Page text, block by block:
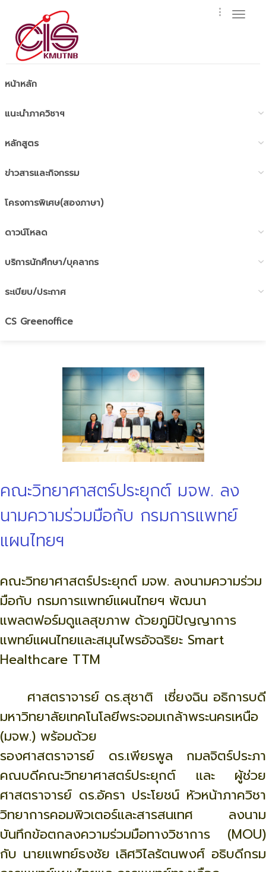
หน้าหลัก
แนะนำภาควิชาฯ
หลักสูตร
ข่าวสารและกิจกรรม
โครงการพิเศษ(สองภาษา)
ดาวน์โหลด
บริการนักศึกษา/บุคลากร
ระเบียบ/ประกาศ
CS Greenoffice
คณะวิทยาศาสตร์ประยุกต์ มจพ. ลง
นามความร่วมมือกับ กรมการแพทย์
แผนไทยฯ
คณะวิทยาศาสตร์ประยุกต์ มจพ. ลงนามความร่วม
มือกับ กรมการแพทย์แผนไทยฯ พัฒนา
แพลตฟอร์มดูแลสุขภาพ ด้วยภูมิปัญญาการ
แพทย์แผนไทยและสมุนไพรอัจฉริยะ Smart
Healthcare TTM
ศาสตราจารย์ ดร.สุชาติ เซี่ยงฉิน อธิการบดี
มหาวิทยาลัยเทคโนโลยีพระจอมเกล้าพระนครเหนือ
(มจพ.) พร้อมด้วย
รองศาสตราจารย์ ดร.เพียรพูล กมลจิตร์ประภา
คณบดีคณะวิทยาศาสตร์ประยุกต์ และ ผู้ช่วย
ศาสตราจารย์ ดร.อัครา ประโยชน์ หัวหน้าภาควิชา
วิทยาการคอมพิวเตอร์และสารสนเทศ ลงนาม
บันทึกข้อตกลงความร่วมมือทางวิชาการ (MOU)
กับ นายแพทย์ธงชัย เลิศวิไลรัตนพงศ์ อธิบดีกรม